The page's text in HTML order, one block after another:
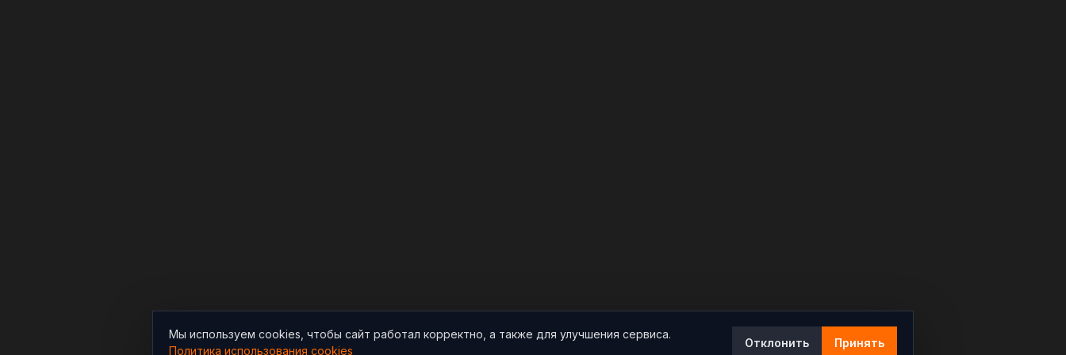
Мы используем cookies, чтобы сайт работал корректно, а также для улучшения сервиса.
Политика использования cookies
Отклонить Принять